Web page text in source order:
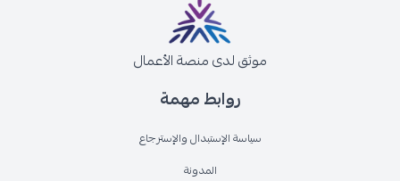
روابط مهمة
سياسة الإستبدال والإسترجاع
المدونة
موثق لدى منصة الأعمال